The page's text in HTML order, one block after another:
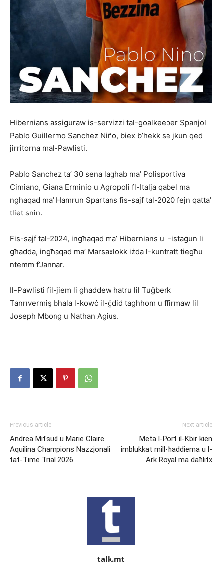
Hibernians assiguraw is-servizzi tal-goalkeeper Spanjol
Pablo Guillermo Sanchez Niño, biex b’hekk se jkun qed
jirritorna mal-Pawlisti.
Pablo Sanchez ta’ 30 sena lagħab ma’ Polisportiva
Cimiano, Giana Erminio u Agropoli fl-Italja qabel ma
ngħaqad ma’ Hamrun Spartans fis-sajf tal-2020 fejn qatta’
tliet snin.
Fis-sajf tal-2024, ingħaqad ma’ Hibernians u l-istaġun li
għadda, ingħaqad ma’ Marsaxlokk iżda l-kuntratt tiegħu
ntemm f’Jannar.
Il-Pawlisti fil-jiem li għaddew ħatru lil Tuğberk
Tanrıvermiş bħala l-kowċ il-ġdid tagħhom u ffirmaw lil
Joseph Mbong u Nathan Agius.
Previous article
Andrea Mifsud u Marie Claire
Aquilina Champions Nazzjonali
tat-Time Trial 2026
Next article
Meta l-Port il-Kbir kien
imblukkat mill-ħaddiema u l-
Ark Royal ma daħlitx
talk.mt